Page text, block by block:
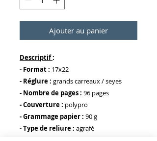
Ajouter au panier
Descriptif:
- Format : 17x22
- Réglure : grands carreaux / seyes
- Nombre de pages : 96 pages
- Couverture : polypro
- Grammage papier : 90 g
- Type de reliure : agrafé